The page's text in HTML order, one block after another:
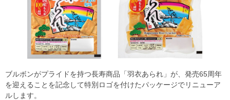
ブルボンがプライドを持つ長寿商品「羽衣あられ」が、発売65周年
を迎えることを記念して特別ロゴを付けたパッケージでリニューア
ルします。